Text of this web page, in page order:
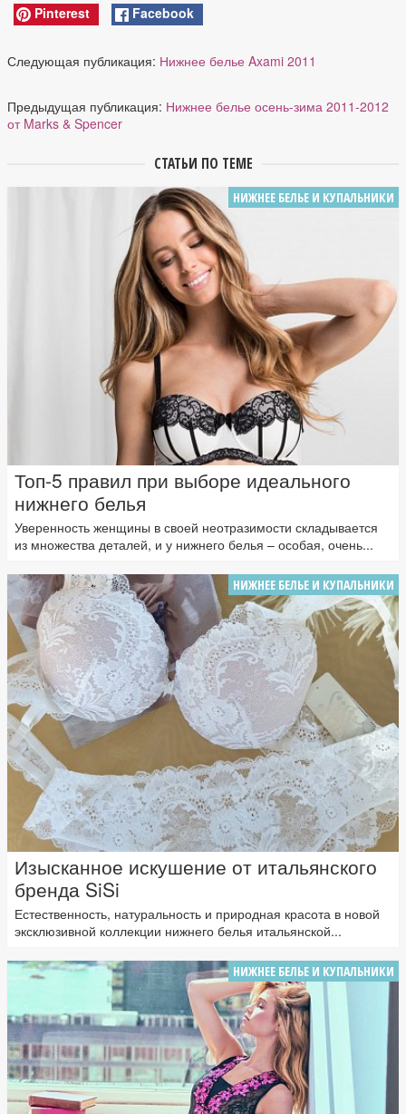
Pinterest Facebook
Следующая публикация: Нижнее белье Axami 2011
Предыдущая публикация: Нижнее белье осень-зима 2011-2012
от Marks & Spencer
СТАТЬИ ПО ТЕМЕ
НИЖНЕЕ БЕЛЬЕ И КУПАЛЬНИКИ
Топ-5 правил при выборе идеального
нижнего белья
Уверенность женщины в своей неотразимости складывается
из множества деталей, и у нижнего белья – особая, очень...
НИЖНЕЕ БЕЛЬЕ И КУПАЛЬНИКИ
Изысканное искушение от итальянского
бренда SiSi
Естественность, натуральность и природная красота в новой
эксклюзивной коллекции нижнего белья итальянской...
НИЖНЕЕ БЕЛЬЕ И КУПАЛЬНИКИ